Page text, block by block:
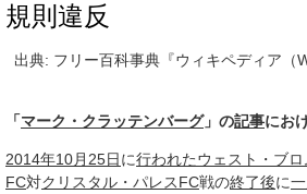
規則違反
出典: フリー百科事典『ウィキペディア（
「マーク・クラッテンバーグ」の記事にお
2014年10月 25日に行われたウェスト・ブ
FC対クリスタル・パレスFC戦の終了後に